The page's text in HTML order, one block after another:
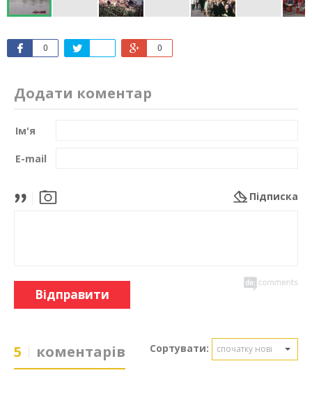
0 0
Додати коментар
Ім'я
E-mail
Підписка
Відправити
5 коментарів Сортувати: спочатку нові